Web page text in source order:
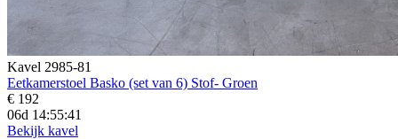
Kavel 2985-81
Eetkamerstoel Basko (set van 6) Stof- Groen
€ 192
06d 14:55:39
Bekijk kavel